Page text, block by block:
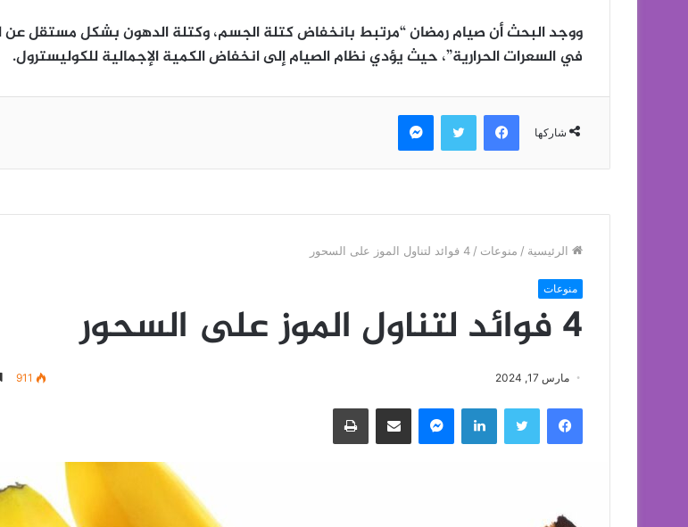
ووجد البحث أن صيام رمضان “مرتبط بانخفاض كتلة الجسم، وكتلة الدهون بشكل مستقل عن
في السعرات الحرارية”، حيث يؤدي نظام الصيام إلى انخفاض الكمية الإجمالية للكوليسترول.
شاركها
فيسبوك تويتر ماسنجر